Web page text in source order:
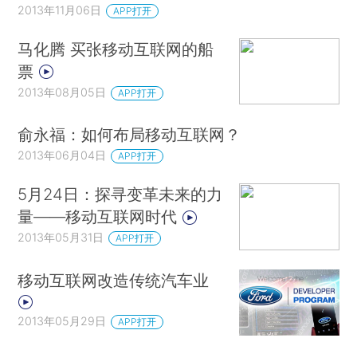
2013年11月06日 APP打开
马化腾 买张移动互联网的船
票
2013年08月05日 APP打开
俞永福：如何布局移动互联网？
2013年06月04日 APP打开
5月24日：探寻变革未来的力
量——移动互联网时代
2013年05月31日 APP打开
移动互联网改造传统汽车业
2013年05月29日 APP打开